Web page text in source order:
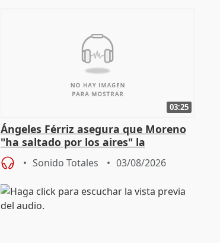
03:25
Ángeles Férriz asegura que Moreno
"ha saltado por los aires" la
negociación tras acuerdo con SMA
Sonido Totales 03/08/2026